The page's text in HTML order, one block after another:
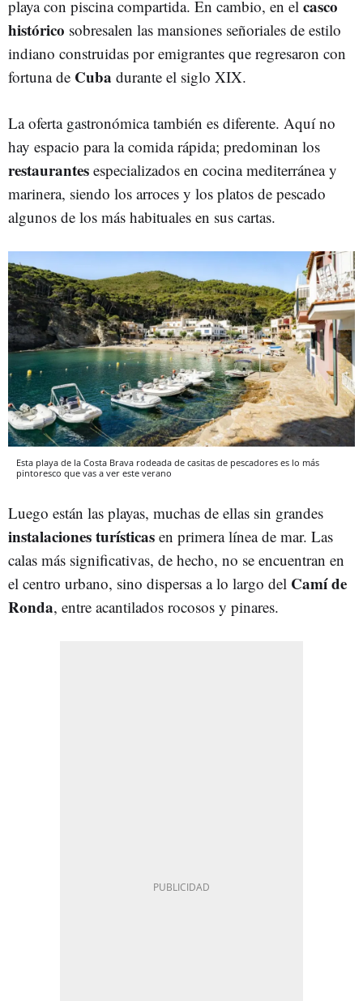
playa con piscina compartida. En cambio, en el casco
histórico sobresalen las mansiones señoriales de estilo
indiano construidas por emigrantes que regresaron con
fortuna de Cuba durante el siglo XIX.
La oferta gastronómica también es diferente. Aquí no
hay espacio para la comida rápida; predominan los
restaurantes especializados en cocina mediterránea y
marinera, siendo los arroces y los platos de pescado
algunos de los más habituales en sus cartas.
Esta playa de la Costa Brava rodeada de casitas de pescadores es lo más
pintoresco que vas a ver este verano
Luego están las playas, muchas de ellas sin grandes
instalaciones turísticas en primera línea de mar. Las
calas más significativas, de hecho, no se encuentran en
el centro urbano, sino dispersas a lo largo del Camí de
Ronda, entre acantilados rocosos y pinares.